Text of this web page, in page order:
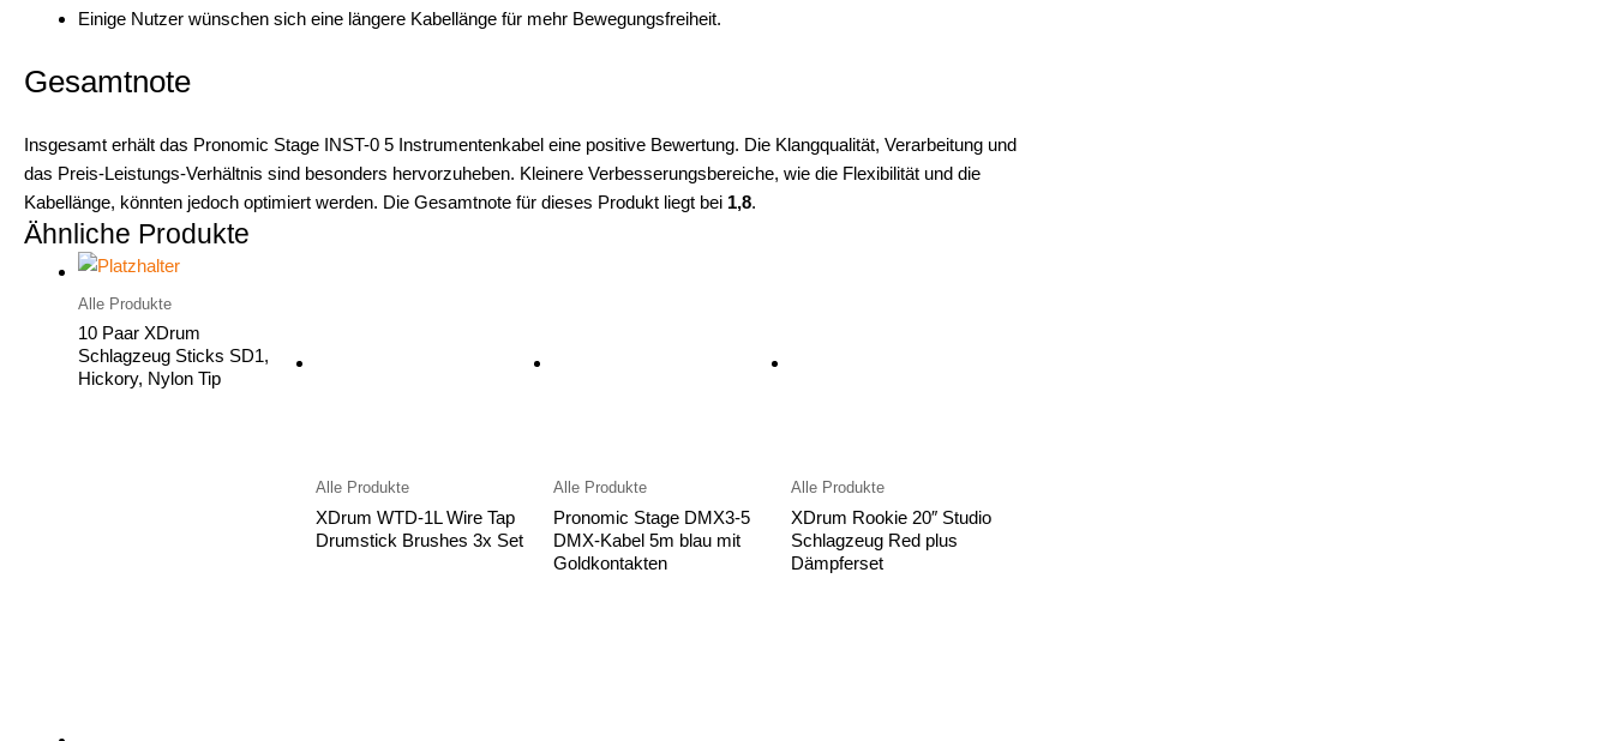
Einige Nutzer wünschen sich eine längere Kabellänge für mehr Bewegungsfreiheit.
Gesamtnote
Insgesamt erhält das Pronomic Stage INST-0 5 Instrumentenkabel eine positive Bewertung. Die Klangqualität, Verarbeitung und
das Preis-Leistungs-Verhältnis sind besonders hervorzuheben. Kleinere Verbesserungsbereiche, wie die Flexibilität und die
Kabellänge, könnten jedoch optimiert werden. Die Gesamtnote für dieses Produkt liegt bei 1,8.
Ähnliche Produkte
Alle Produkte
10 Paar XDrum
Schlagzeug Sticks SD1,
Hickory, Nylon Tip
Alle Produkte
XDrum WTD-1L Wire Tap
Drumstick Brushes 3x Set
Alle Produkte
Pronomic Stage DMX3-5
DMX-Kabel 5m blau mit
Goldkontakten
Alle Produkte
XDrum Rookie 20″ Studio
Schlagzeug Red plus
Dämpferset